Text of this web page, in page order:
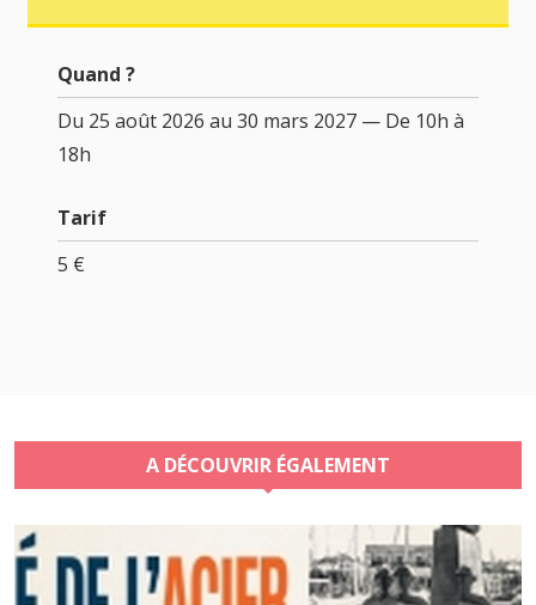
Quand ?
Du 25 août 2026 au 30 mars 2027 — De 10h à
18h
Tarif
5 €
A DÉCOUVRIR ÉGALEMENT